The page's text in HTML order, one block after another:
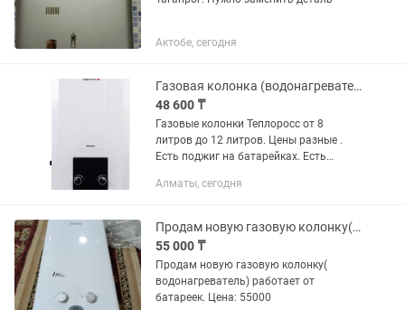
Актобе, сегодня
Газовая колонка (водонагреватель) Teploross
48 600 ₸
Газовые колонки Теплоросс от 8
литров до 12 литров. Цены разные .
Есть поджиг на батарейках. Есть
комплектуются дымоходом.
батареек,...
Алматы, сегодня
Продам новую газовую колонку( водонагреватель) работает от батареек
55 000 ₸
Продам новую газовую колонку(
водонагреватель) работает от
батареек. Цена: 55000